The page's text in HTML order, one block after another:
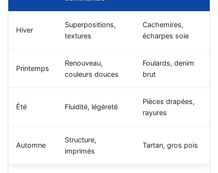
Hiver
Superpositions,
textures
Cachemires,
écharpes soie
Printemps
Renouveau,
couleurs douces
Foulards, denim
brut
Été Fluidité, légèreté
Pièces drapées,
rayures
Automne
Structure,
imprimés
Tartan, gros pois